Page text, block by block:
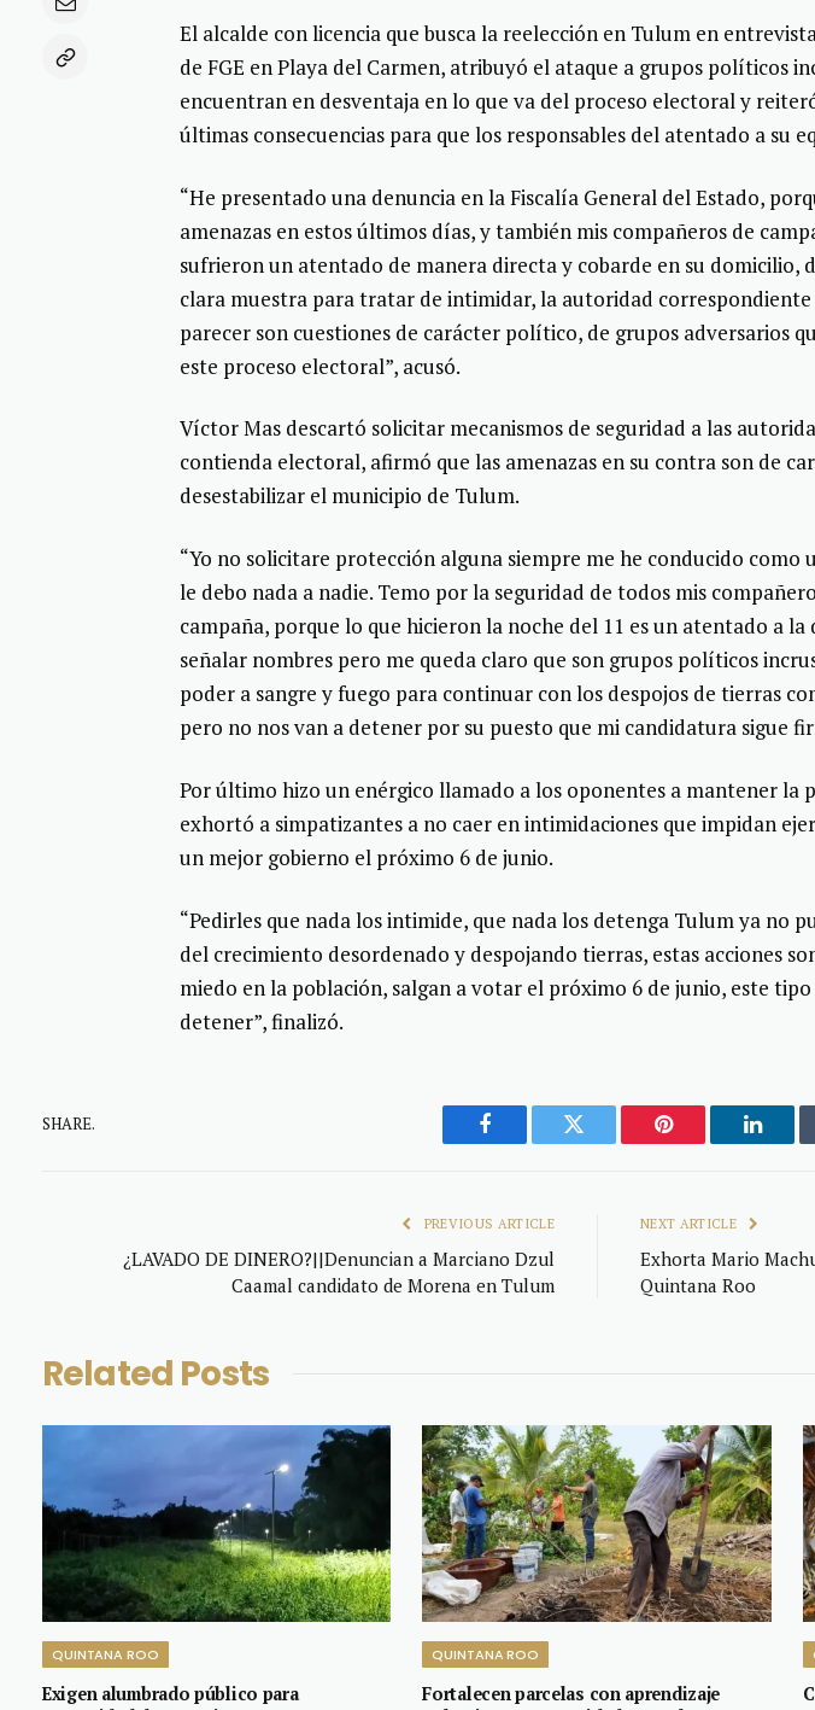
El alcalde con licencia que busca la reelección en Tulum en
de FGE en Playa del Carmen, atribuyó el ataque a grupos políticos
encuentran en desventaja en lo que va del proceso electoral y
últimas consecuencias para que los responsables del atentado a su
“He presentado una denuncia en la Fiscalía General del Estado,
amenazas en estos últimos días, y también mis compañeros de
sufrieron un atentado de manera directa y cobarde en su domicilio,
clara muestra para tratar de intimidar, la autoridad correspondiente
parecer son cuestiones de carácter político, de grupos adversarios
este proceso electoral”, acusó.
Víctor Mas descartó solicitar mecanismos de seguridad a las
contienda electoral, afirmó que las amenazas en su contra son de
desestabilizar el municipio de Tulum.
“Yo no solicitare protección alguna siempre me he conducido como
le debo nada a nadie. Temo por la seguridad de todos mis
campaña, porque lo que hicieron la noche del 11 es un atentado a la
señalar nombres pero me queda claro que son grupos políticos
poder a sangre y fuego para continuar con los despojos de tierras
pero no nos van a detener por su puesto que mi candidatura sigue
Por último hizo un enérgico llamado a los oponentes a mantener la
exhortó a simpatizantes a no caer en intimidaciones que impidan
un mejor gobierno el próximo 6 de junio.
“Pedirles que nada los intimide, que nada los detenga Tulum ya no
del crecimiento desordenado y despojando tierras, estas acciones
miedo en la población, salgan a votar el próximo 6 de junio, este
detener”, finalizó.
SHARE.
Facebook Twitter Pinterest
PREVIOUS ARTICLE
¿LAVADO DE DINERO?||Denuncian a Marciano Dzul
Caamal candidato de Morena en Tulum
NEXT ARTICLE
Exhorta Mario
Quintana Roo
Related Posts
QUINTANA ROO
Exigen alumbrado público para
QUINTANA ROO
Fortalecen parcelas con aprendizaje